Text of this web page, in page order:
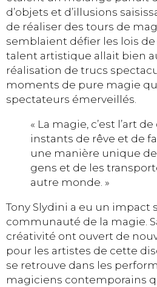
d’objets et d’illusions
de réaliser des tours de
semblaient défier les lois de
talent artistique allait bien
réalisation de trucs
moments de pure magie
spectateurs émerveillés.
« La magie, c’est l’art
instants de rêve et de
une manière unique
gens et de les
autre monde. »
Tony Slydini a eu un impact
communauté de la magie.
créativité ont ouvert de
pour les artistes de cette
se retrouve dans les
magiciens contemporains